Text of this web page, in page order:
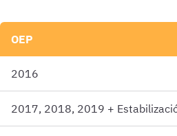
OEP
2016
2017, 2018, 2019 +